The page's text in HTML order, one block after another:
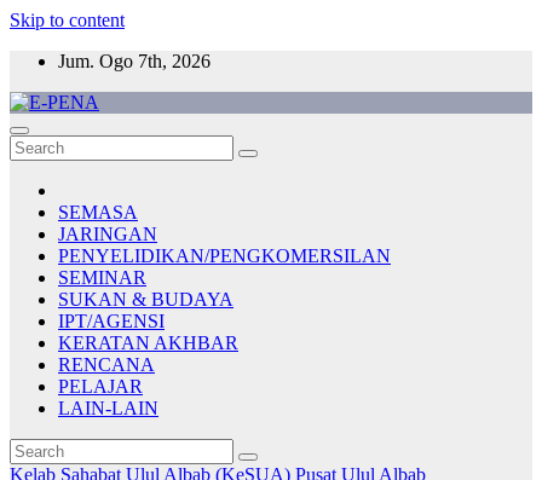
Skip to content
Jum. Ogo 7th, 2026
E-PENA
Berita Digital Terkini
SEMASA
JARINGAN
PENYELIDIKAN/PENGKOMERSILAN
SEMINAR
SUKAN & BUDAYA
IPT/AGENSI
KERATAN AKHBAR
RENCANA
PELAJAR
LAIN-LAIN
Kelab Sahabat Ulul Albab (KeSUA) Pusat Ulul Albab